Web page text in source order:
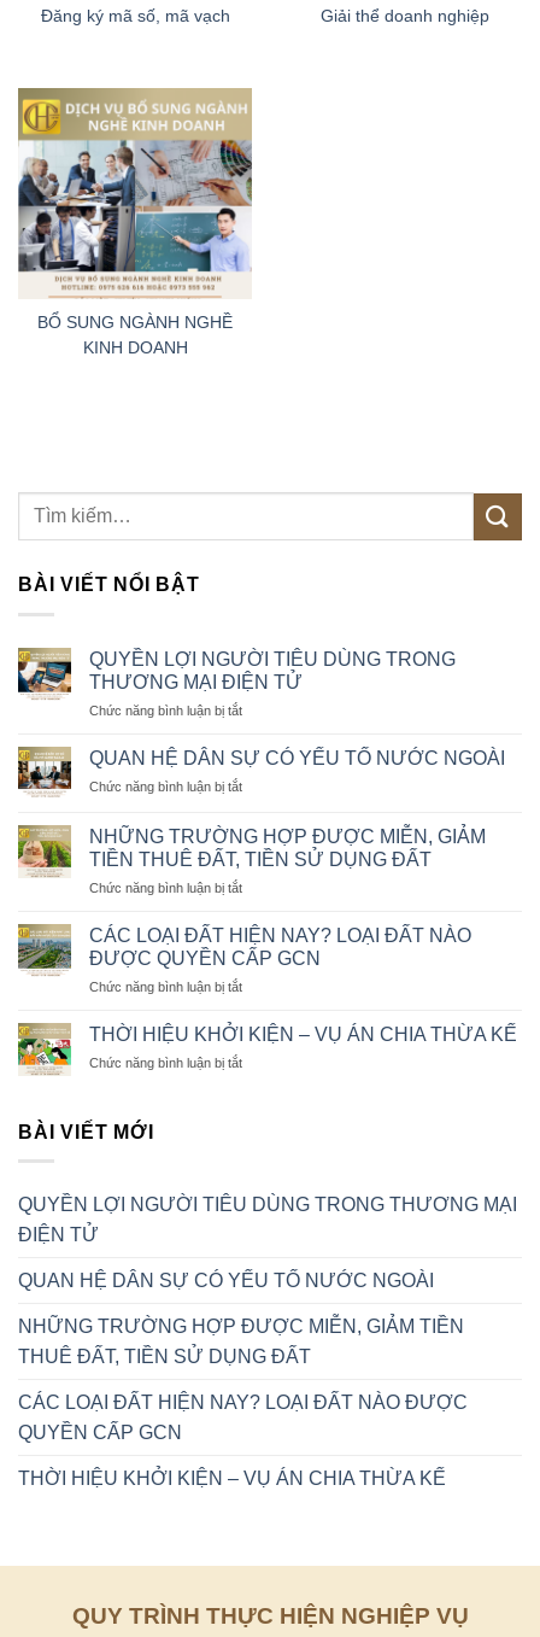
Đăng ký mã số, mã vạch Giải thể doanh nghiệp
BỔ SUNG NGÀNH NGHỀ
KINH DOANH
BÀI VIẾT NỔI BẬT
QUYỀN LỢI NGƯỜI TIÊU DÙNG TRONG
THƯƠNG MẠI ĐIỆN TỬ
Chức năng bình luận bị tắtở
LỢI
NGƯỜI
TIÊU
TRONG
THƯƠNG
ĐIỆN
QUAN HỆ DÂN SỰ CÓ YẾU TỐ NƯỚC NGOÀI
Chức năng bình luận bị tắtở
HỆ
DÂN
SỰ
CÓ
TỐ
NƯỚC
NGOÀI
NHỮNG TRƯỜNG HỢP ĐƯỢC MIỄN, GIẢM
TIỀN THUÊ ĐẤT, TIỀN SỬ DỤNG ĐẤT
Chức năng bình luận bị tắtở
TRƯỜNG
HỢP
ĐƯỢC
MIỄN,
TIỀN
ĐẤT,
CÁC LOẠI ĐẤT HIỆN NAY? LOẠI ĐẤT NÀO
ĐƯỢC QUYỀN CẤP GCN
Chức năng bình luận bị tắtở
LOẠI
HIỆN
QUYỀN
CẤP
THỜI HIỆU KHỞI KIỆN – VỤ ÁN CHIA THỪA KẾ
Chức năng bình luận bị tắtở
ÁN
KẾ
BÀI VIẾT MỚI
QUYỀN LỢI NGƯỜI TIÊU DÙNG TRONG THƯƠNG MẠI
ĐIỆN TỬ
QUAN HỆ DÂN SỰ CÓ YẾU TỐ NƯỚC NGOÀI
NHỮNG TRƯỜNG HỢP ĐƯỢC MIỄN, GIẢM TIỀN
THUÊ ĐẤT, TIỀN SỬ DỤNG ĐẤT
CÁC LOẠI ĐẤT HIỆN NAY? LOẠI ĐẤT NÀO ĐƯỢC
QUYỀN CẤP GCN
THỜI HIỆU KHỞI KIỆN – VỤ ÁN CHIA THỪA KẾ
QUY TRÌNH THỰC HIỆN NGHIỆP VỤ